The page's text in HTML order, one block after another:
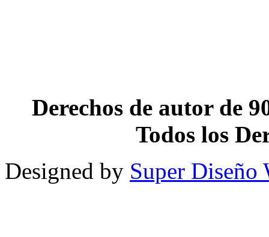
Derechos de autor de
Todos los
Designed by Super Diseño